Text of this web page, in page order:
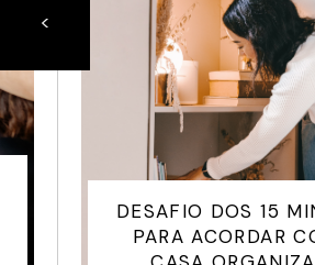
ROTINA DETOX
<